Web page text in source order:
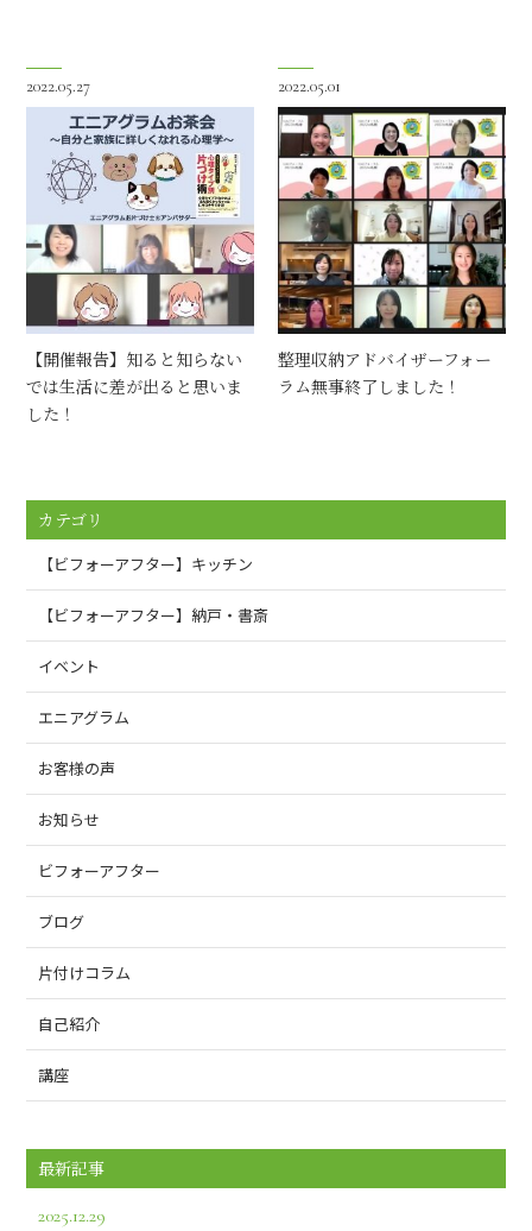
2022.05.27
【開催報告】知ると知らない
では生活に差が出ると思いま
した！
2022.05.01
整理収納アドバイザーフォー
ラム無事終了しました！
カテゴリ
【ビフォーアフター】キッチン
【ビフォーアフター】納戸・書斎
イベント
エニアグラム
お客様の声
お知らせ
ビフォーアフター
ブログ
片付けコラム
自己紹介
講座
最新記事
2025.12.29